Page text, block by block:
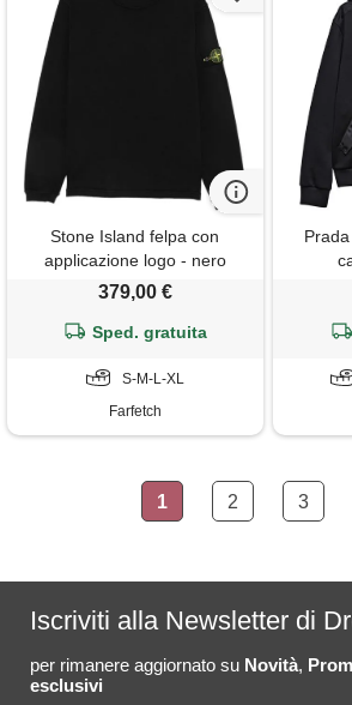
Stone Island felpa con
applicazione logo - nero
379,00 €
Sped. gratuita
S-M-L-XL
Farfetch
1 2 3
Iscriviti alla Newsletter di
per rimanere aggiornato su Novità,
esclusivi